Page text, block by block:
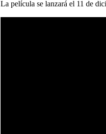
La película se lanzará el 11 de